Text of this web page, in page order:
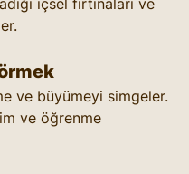
içsel fırtınaları ve
ve büyümeyi simgeler.
ve öğrenme